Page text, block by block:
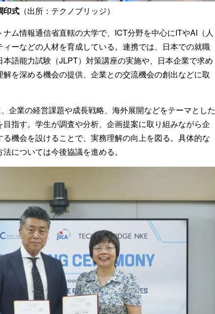
印式 （出所：テクノブリッジ）
ム情報通信省直轄の大学で、ICT分野を中心にITやAI（人
ーなどの人材を育成している。連携では、日本での就職
語能力試験（JLPT）対策講座の実施や、日本企業で求め
を深める機会の提供、企業との交流機会の創出などに取
企業の経営課題や成長戦略、海外展開などをテーマとした
指す。学生が調査や分析、企画提案に取り組みながら企
機会を設けることで、実務理解の向上を図る。具体的な
については今後協議を進める。